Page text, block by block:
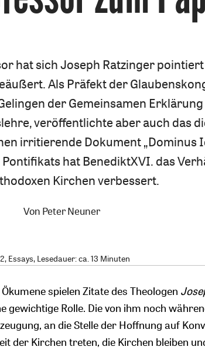
hat sich Joseph Ratzinger pointiert
Als Präfekt der
der Gemeinsamen
veröffentlichte aber auch das
irritierende Dokument „Dominus
hat BenediktXVI. das
Kirchen verbessert.
Von Peter Neuner
Essays, Lesedauer: ca. 13 Minuten
spielen Zitate des Theologen
gewichtige Rolle. Die von ihm noch
an die Stelle der Hoffnung auf
der Kirchen treten, die Kirchen bleiben